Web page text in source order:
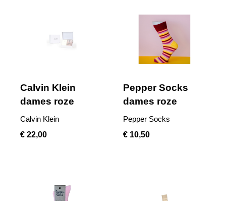
Calvin Klein
dames roze
Calvin Klein
€ 22,00
Pepper Socks
dames roze
Pepper Socks
€ 10,50